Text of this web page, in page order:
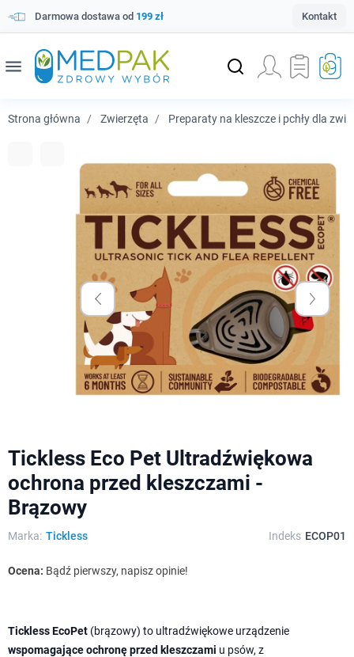
Darmowa dostawa od 199 zł Kontakt
menu
Strona główna Zwierzęta Preparaty na kleszcze i pchły dla
Tickless Eco Pet Ultradźwiękowa
ochrona przed kleszczami -
Brązowy
Marka: Tickless Indeks ECOP01
Ocena: Bądź pierwszy, napisz opinie!
Tickless EcoPet (brązowy) to ultradźwiękowe urządzenie
wspomagające ochronę przed kleszczami u psów, z